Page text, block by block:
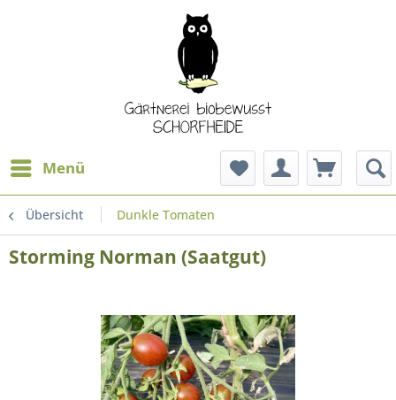
Menü
Übersicht Dunkle Tomaten
Storming Norman (Saatgut)